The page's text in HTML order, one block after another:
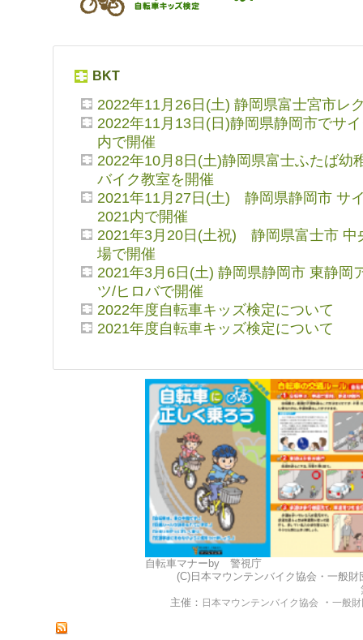
BKT
2022年11月26日(土) 静岡県富士宮市レ
2022年11月13日(日)静岡県静岡市でサ
内で開催
2022年10月8日(土)静岡県富士ふたば幼
バイク教室を開催
2021年11月27日(土) 静岡県静岡市 サ
2021内で開催
2021年3月20日(土祝) 静岡県富士市 中
場で開催
2021年3月6日(土) 静岡県静岡市 東静岡
ツ/ヒロバで開催
2022年度自転車キッズ検定について
2021年度自転車キッズ検定について
自転車マナーby 警視庁
(C)日本マウンテンバイク協会・一般
主催： 日本マウンテンバイク協会 ・ 一般